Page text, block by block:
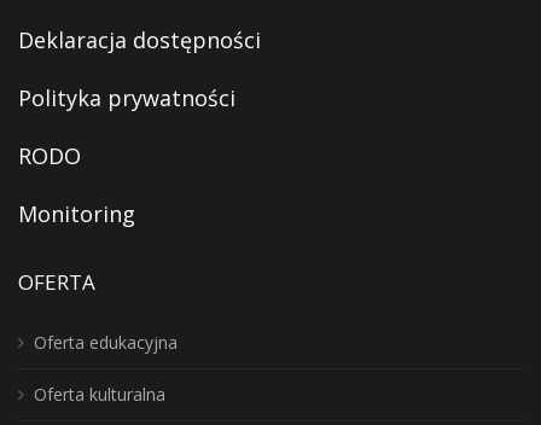
Deklaracja dostępności
Polityka prywatności
RODO
Monitoring
OFERTA
Oferta edukacyjna
Oferta kulturalna